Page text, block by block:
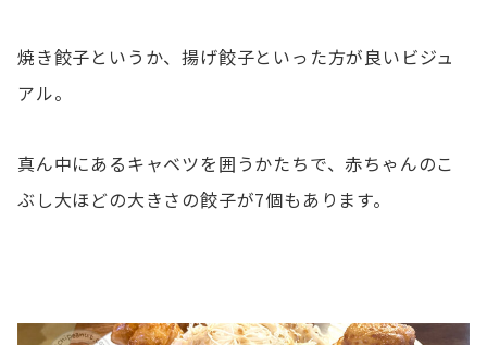
焼き餃子というか、揚げ餃子といった方が良いビジュ
アル。
真ん中にあるキャベツを囲うかたちで、赤ちゃんのこ
ぶし大ほどの大きさの餃子が7個もあります。